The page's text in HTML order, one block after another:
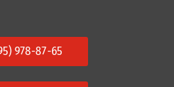
978-87-65